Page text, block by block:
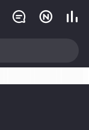
  